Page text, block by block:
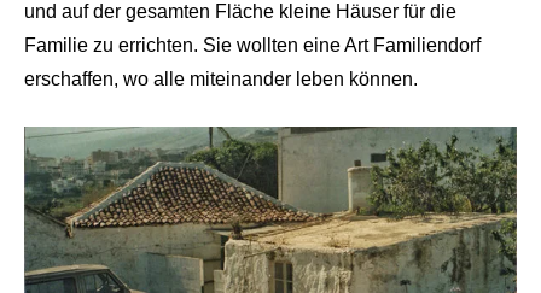
und auf der gesamten Fläche kleine Häuser für die
Familie zu errichten. Sie wollten eine Art Familiendorf
erschaffen, wo alle miteinander leben können.